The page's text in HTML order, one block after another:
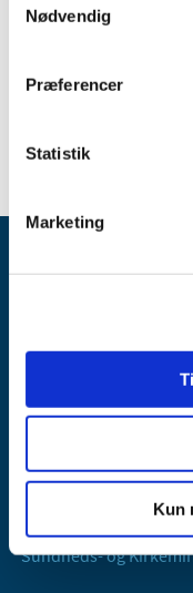
Nødvendig
Præferencer
Statistik
Marketing
Kun
Relateret indhold
Axel Heides Gade 1
Email:dkma@dkma.dk
Sundheds- og